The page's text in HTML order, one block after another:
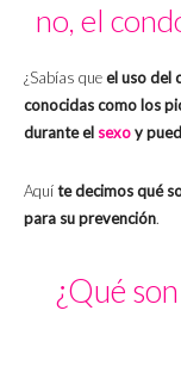
no, el
¿Sabías queel uso del
conocidas como los
durante el sexoy
Aquíte decimos qué
para su prevención.
¿Qué